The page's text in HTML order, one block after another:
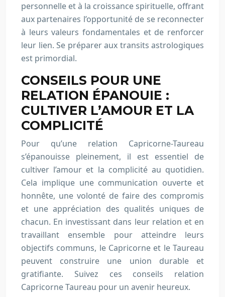
personnelle et à la croissance spirituelle, offrant
aux partenaires l’opportunité de se reconnecter
à leurs valeurs fondamentales et de renforcer
leur lien. Se préparer aux transits astrologiques
est primordial.
CONSEILS POUR UNE
RELATION ÉPANOUIE :
CULTIVER L’AMOUR ET LA
COMPLICITÉ
Pour qu’une relation Capricorne-Taureau
s’épanouisse pleinement, il est essentiel de
cultiver l’amour et la complicité au quotidien.
Cela implique une communication ouverte et
honnête, une volonté de faire des compromis
et une appréciation des qualités uniques de
chacun. En investissant dans leur relation et en
travaillant ensemble pour atteindre leurs
objectifs communs, le Capricorne et le Taureau
peuvent construire une union durable et
gratifiante. Suivez ces conseils relation
Capricorne Taureau pour un avenir heureux.